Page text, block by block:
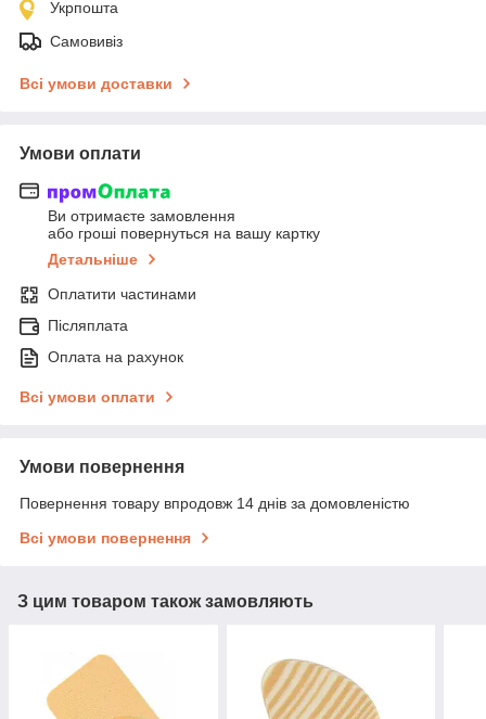
Укрпошта
Самовивіз
Всі умови доставки
Умови оплати
Ви отримаєте замовлення
або гроші повернуться на вашу картку
Детальніше
Оплатити частинами
Післяплата
Оплата на рахунок
Всі умови оплати
Умови повернення
Повернення товару впродовж 14 днів за домовленістю
Всі умови повернення
З цим товаром також замовляють